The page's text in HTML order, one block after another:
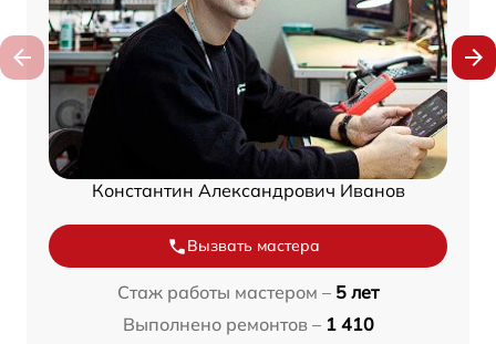
Константин Александрович Иванов
Вызвать мастера
Стаж работы мастером – 5 лет
Выполнено ремонтов – 1 410